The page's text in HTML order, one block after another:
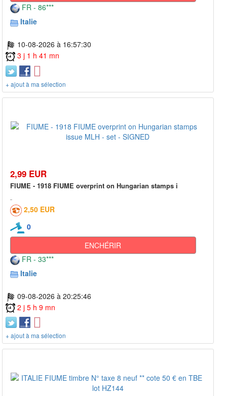
FR - 86***
Italie
10-08-2026 à 16:57:30
3 j 1 h 41 mn
+ ajout à ma sélection
2,99 EUR
FIUME - 1918 FIUME overprint on Hungarian stamps i
2,50 EUR
0
ENCHÉRIR
FR - 33***
Italie
09-08-2026 à 20:25:46
2 j 5 h 9 mn
+ ajout à ma sélection